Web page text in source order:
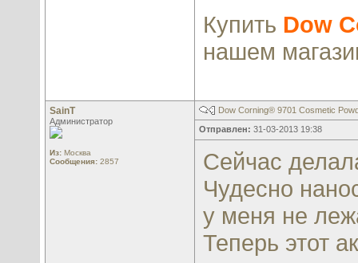
Купить Dow
нашем
SainT
Администратор
Из: Москва
Сообщения: 2857
Dow Corning® 9701 Cosmetic
Отправлен: 31-03-2013 19:38
Сейчас
Чудесно
у меня не
Теперь этот